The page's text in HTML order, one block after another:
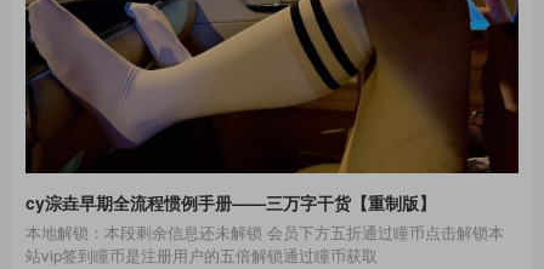
cy淙垚早期全流程惯例手册——三万字干货【重制版】
本地解锁：本段剩余信息还未解锁 会员下方五折通过瞳币点击解锁本
站vip签到瞳币是注册用户的五倍解锁通过瞳币获取